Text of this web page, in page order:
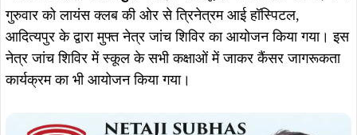
गुरुवार को लायंस क्लब की ओर से त्रिनेत्रम आई हॉस्पिटल,
आदित्यपुर के द्वारा मुफ्त नेत्र जांच शिविर का आयोजन किया गया। इस
नेत्र जांच शिविर में स्कूल के सभी कक्षाओं में जाकर कैंसर जागरूकता
कार्यक्रम का भी आयोजन किया गया।